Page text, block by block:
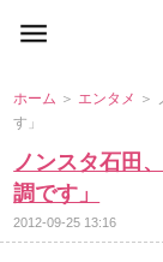
ホーム ＞ エンタメ ＞
す」
ノンスタ石田
調です」
2012-09-25 13:16